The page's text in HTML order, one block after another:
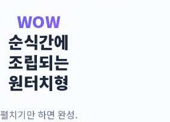
WOW
순식간에
조립되는
원터치형
펼치기만 하면 완성.